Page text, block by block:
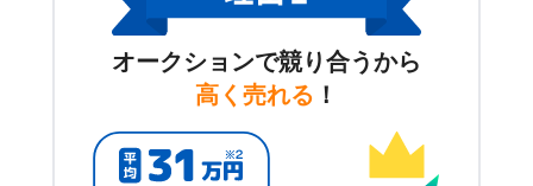
オークションで競り合うから
高く売れる ！